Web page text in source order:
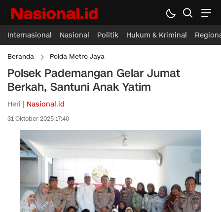
Internasional Nasional Politik Hukum & Kriminal
Beranda Polda Metro Jaya
Polsek Pademangan Gelar Jumat
Berkah, Santuni Anak Yatim
Heri | Nasional.id
31 Oktober 2025 17:40